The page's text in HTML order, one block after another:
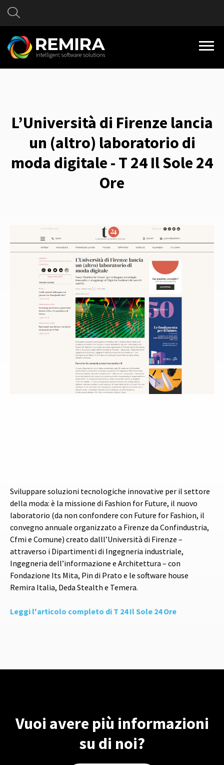
L’Università di Firenze lancia
un (altro) laboratorio di
moda digitale - T 24 Il Sole 24
Ore
Sviluppare soluzioni tecnologiche innovative per il settore
della moda: è la missione di Fashion for Future, il nuovo
laboratorio (da non confondere con Future for Fashion, il
convegno annuale organizzato a Firenze da Confindustria,
Cfmi e Comune) creato dalll’Università di Firenze –
attraverso i Dipartimenti di Ingegneria industriale,
Ingegneria dell’informazione e Architettura – con
Fondazione Its Mita, Pin di Prato e le software house
Remira Italia, Deda Stealth e Temera.
Leggi l'articolo completo di T 24 Il Sole 24 Ore
Vuoi avere più informazioni
su di noi?